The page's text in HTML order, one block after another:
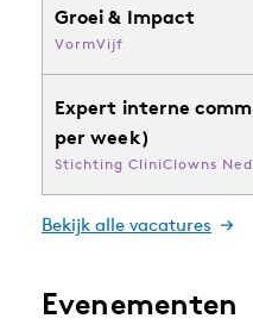
Groei & Impact
VormVijf
Expert interne
per week)
Stichting CliniClowns
Bekijk alle vacatures
Evenementen